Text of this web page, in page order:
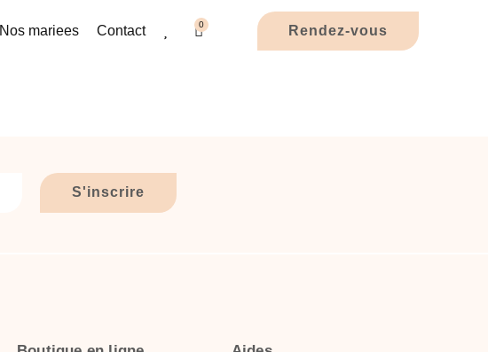
Nos mariees Contact 0 Rendez-vous
S'inscrire